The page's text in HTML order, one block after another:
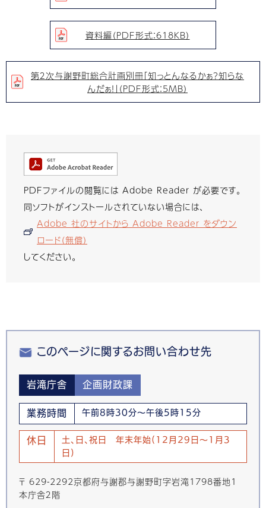
資料編（PDF形式：618KB）
第２次与謝野町総合計画別冊「知っとんなるかぁ？知らな
んだぁ！」（PDF形式：5MB）
PDFファイルの閲覧には Adobe Reader が必要です。
同ソフトがインストールされていない場合には、
Adobe 社のサイトから Adobe Reader をダウン
ロード（無償）
してください。
このページに関するお問い合わせ先
岩滝庁舎 企画財政課
業務時間 午前8時30分～午後5時15分
休日
土、日、祝日 年末年始(12月29日～1月3
日)
〒 629-2292京都府与謝郡与謝野町字岩滝1798番地1
本庁舎２階